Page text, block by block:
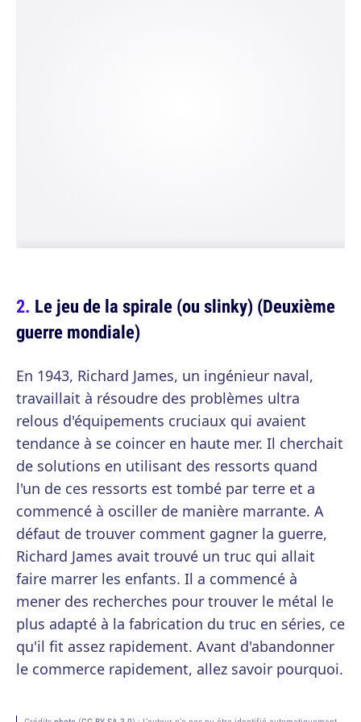
Le jeu de la spirale (ou slinky) (Deuxième
guerre mondiale)
En 1943, Richard James, un ingénieur naval,
travaillait à résoudre des problèmes ultra
relous d'équipements cruciaux qui avaient
tendance à se coincer en haute mer. Il cherchait
de solutions en utilisant des ressorts quand
l'un de ces ressorts est tombé par terre et a
commencé à osciller de manière marrante. A
défaut de trouver comment gagner la guerre,
Richard James avait trouvé un truc qui allait
faire marrer les enfants. Il a commencé à
mener des recherches pour trouver le métal le
plus adapté à la fabrication du truc en séries, ce
qu'il fit assez rapidement. Avant d'abandonner
le commerce rapidement, allez savoir pourquoi.